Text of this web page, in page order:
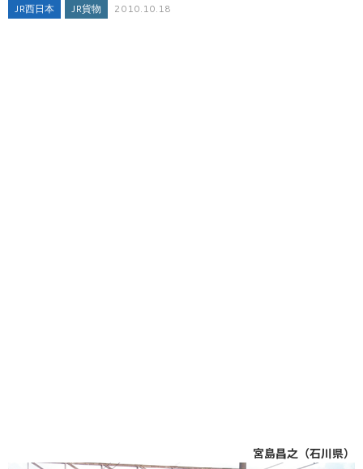
JR西日本 JR貨物 2010.10.18
宮島昌之（石川県）